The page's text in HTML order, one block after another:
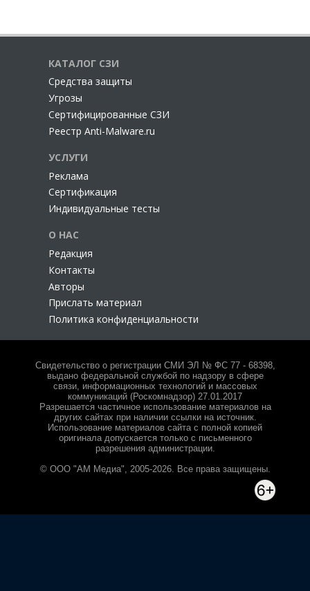
КАТАЛОГ СЗИ
Cредства защиты
Угрозы
Сертифицированные СЗИ
Реестр Anti-Malware.ru
УСЛУГИ
Реклама
Сертификация
Индивидуальные тесты
О НАС
Редакция
Контакты
Авторы
Прислать материал
Политика конфиденциальности
Свидетельство о регистрации СМИ ЭЛ № ФС 77 - 68398,
выдано федеральной службой по надзору в сфере
связи, информационных технологий и массовых
коммуникаций (Роскомнадзор) 27.01.2017
Разрешается частичное использование материалов на
других сайтах при наличии ссылки на источник.
Использование материалов сайта с полной копией
оригинала допускается только с письменного
разрешения администрации.
© ООО "АМ Медиа", 2005-2026. Все права защищены.